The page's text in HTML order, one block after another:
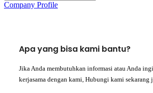
Company Profile
Apa yang bisa kami bantu?
Jika Anda membutuhkan informasi atau Anda
kerjasama dengan kami, Hubungi kami sekarang